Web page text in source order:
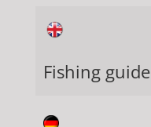
Fishing guide